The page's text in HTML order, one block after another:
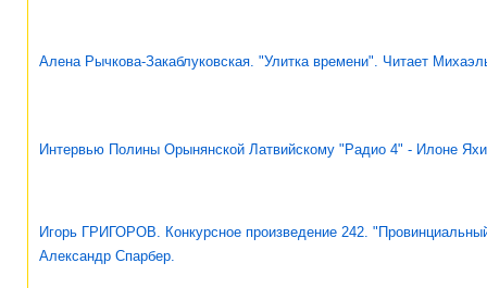
Алена Рычкова-Закаблуковская. "Улитка времени". Читает
Интервью Полины Орынянской Латвийскому "Радио 4" - Илоне
Игорь ГРИГОРОВ. Конкурсное произведение 242.
Александр Спарбер.